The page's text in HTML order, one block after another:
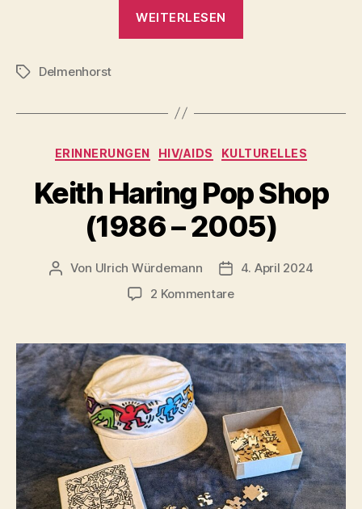
WEITERLESEN
ehem.
Schlagwörter
Delmenhorst
Kategorien
ERINNERUNGEN HIV/AIDS KULTURELLES
Keith Haring Pop Shop
(1986 – 2005)
Beitragsautor
Von Ulrich Würdemann Beitragsdatum
4. April 2024
2 Kommentarezu
Pop
Shop
(1986
–
2005)